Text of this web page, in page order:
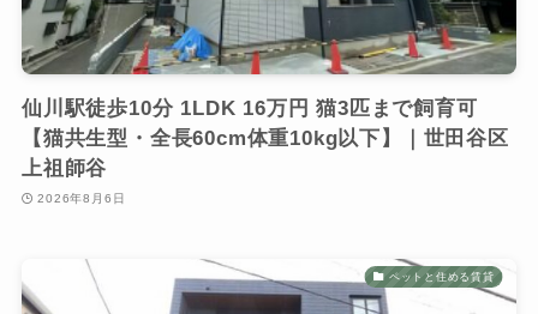
仙川駅徒歩10分 1LDK 16万円 猫3匹まで飼育可
【猫共生型・全長60cm体重10kg以下】｜世田谷区
上祖師谷
2026年8月6日
ペットと住める賃貸